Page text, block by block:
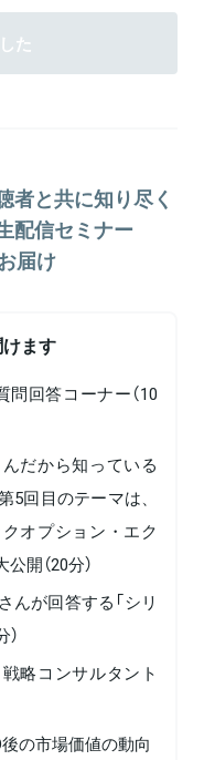
出支援を行っている。東
業責任者を務めたのち、
社。DeNAとNTTドコモ
た
者と共に知り尽く
配信セミナー
届け
ます
問回答コーナー（10
だから知っている
5回目のテーマは、
オプション・エク
開（20分）
が回答する「シリ
略コンサルタント
の市場価値の動向